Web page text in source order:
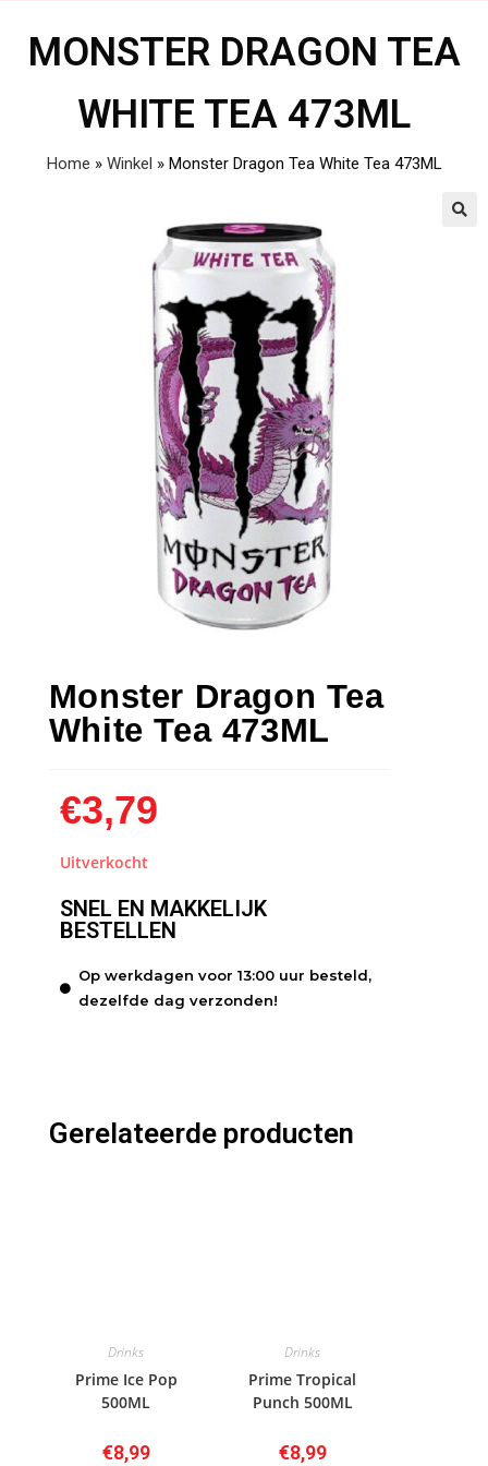
MONSTER DRAGON TEA
WHITE TEA 473ML
Home » Winkel » Monster Dragon Tea White Tea 473ML
Monster Dragon Tea
White Tea 473ML
€3,79
Uitverkocht
SNEL EN MAKKELIJK
BESTELLEN
Op werkdagen voor 13:00 uur besteld,
dezelfde dag verzonden!
Gerelateerde producten
Drinks
Prime Ice Pop
500ML
€8,99
Drinks
Prime Tropical
Punch 500ML
€8,99